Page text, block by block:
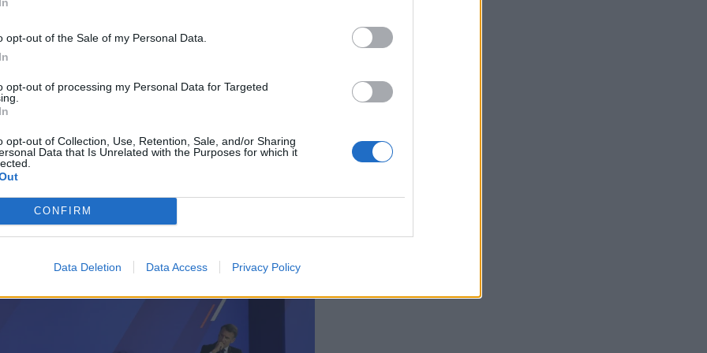
opt-out of the Sale of my Personal Data.
opt-out of processing my Personal Data for Targeted
opt-out of Collection, Use, Retention, Sale, and/or Sharing
Data that Is Unrelated with the Purposes for which it
CONFIRM
Data Deletion Data Access Privacy Policy
για την εισδοχή της Ελλάδας ως
Κοινότητα το 1981
όπως είπε, τη μοίρα της σύγχρονης Ελλάδας.